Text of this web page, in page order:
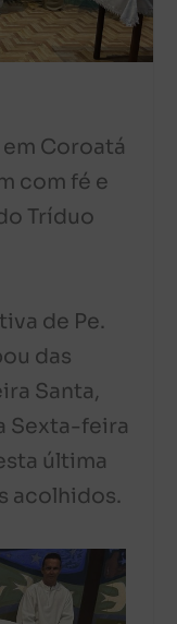
em Coroatá
com fé e
Tríduo
de Pe.
das
Santa,
Sexta-feira
última
acolhidos.